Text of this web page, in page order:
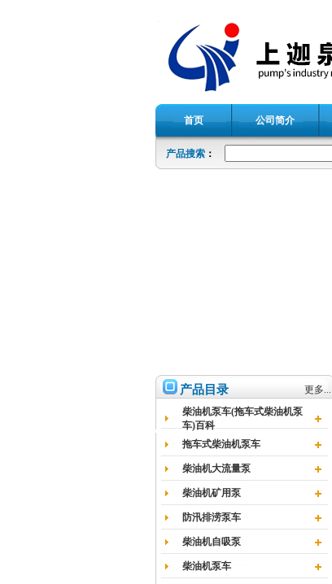
首页 公司简介
产品搜索：
产品目录
更多...
柴油机泵车(拖车式柴油机泵
车)百科
拖车式柴油机泵车
柴油机大流量泵
柴油机矿用泵
防汛排涝泵车
柴油机自吸泵
柴油机泵车